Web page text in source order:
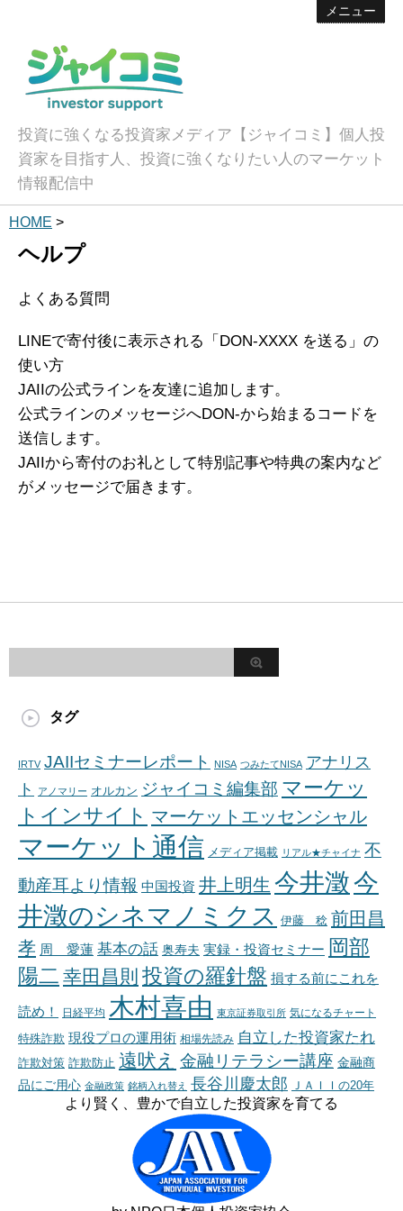
メニュー
投資に強くなる投資家メディア【ジャイコミ】個人投
資家を目指す人、投資に強くなりたい人のマーケット
情報配信中
HOME >
ヘルプ
よくある質問
LINEで寄付後に表示される「DON-XXXX を送る」の
使い方
JAIIの公式ラインを友達に追加します。
公式ラインのメッセージへDON-から始まるコードを
送信します。
JAIIから寄付のお礼として特別記事や特典の案内など
がメッセージで届きます。
タグ
IRTV JAIIセミナーレポート NISA つみたてNISA アナリス
ト
アノマリー オルカン ジャイコミ編集部 マーケッ
トインサイト マーケットエッセンシャル
マーケット通信 メディア掲載 リアル★チャイナ 不
動産耳より情報 中国投資 井上明生 今井澂今
井澂のシネマノミクス 伊藤 稔 前田昌
孝 周 愛蓮 基本の話 奥寿夫 実録・投資セミナー 岡部
陽二 幸田昌則 投資の羅針盤 損する前にこれを
読め！ 日経平均 木村喜由 東京証券取引所 気になるチャート
特殊詐欺 現役プロの運用術 相場先読み 自立した投資家たれ
詐欺対策 詐欺防止 遠吠え 金融リテラシー講座 金融商
品にご用心 金融政策 銘柄入れ替え 長谷川慶太郎 ＪＡＩＩの20年
より賢く、豊かで自立した投資家を育てる